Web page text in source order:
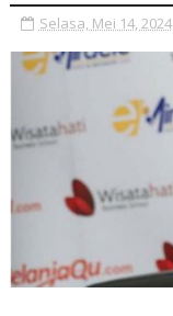
Selasa, Mei 14, 2024